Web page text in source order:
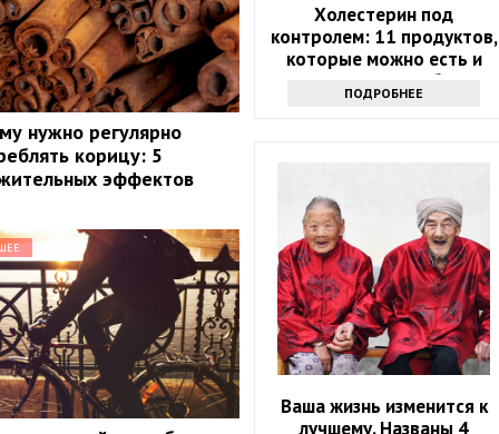
нужно регулярно
корицу: 5
эффектов
Холестерин под
контролем: 11 продуктов,
которые можно есть и
которых стоит избегать
ПОДРОБНЕЕ
Ваша жизнь изменится к
лучшему. Названы 4